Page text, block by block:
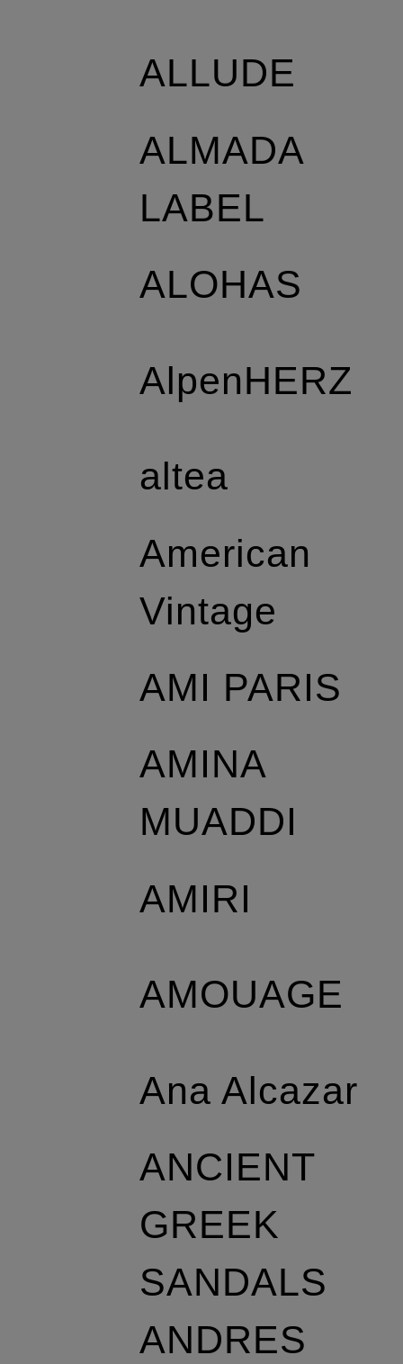
ALLUDE
ALMADA
LABEL
ALOHAS
AlpenHERZ
altea
American
Vintage
AMI PARIS
AMINA
MUADDI
AMIRI
AMOUAGE
Ana Alcazar
ANCIENT
GREEK
SANDALS
ANDRES